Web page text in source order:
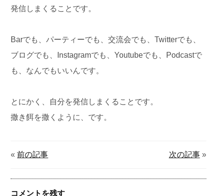
発信しまくることです。
Barでも、パーティーでも、交流会でも、Twitterでも、
ブログでも、Instagramでも、Youtubeでも、Podcastで
も、なんでもいいんです。
とにかく、自分を発信しまくることです。
撒き餌を撒くように、です。
«前の記事 次の記事»
コメントを残す